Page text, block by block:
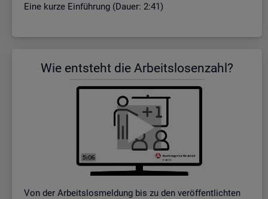
Eine kurze Ein­füh­rung (Dauer: 2:41)
Wie ent­steht die Ar­beits­lo­sen­zahl?
Von der Ar­beits­los­mel­dung bis zu den ver­öf­fent­lich­ten